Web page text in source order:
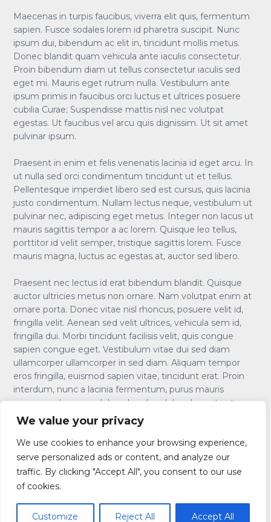
We value your privacy
We use cookies to enhance your browsing experience,
serve personalized ads or content, and analyze our
traffic. By clicking "Accept All", you consent to our use
of cookies.
Customize Reject All Accept All
Maecenas in turpis faucibus, viverra elit quis, fermentum
sapien. Fusce sodales lorem id pharetra suscipit. Nunc
ipsum dui, bibendum ac elit in, tincidunt mollis metus.
Donec blandit quam vehicula ante iaculis consectetur.
Proin bibendum diam ut tellus consectetur iaculis sed
eget mi. Mauris eget rutrum nulla. Vestibulum ante
ipsum primis in faucibus orci luctus et ultrices posuere
cubilia Curae; Suspendisse mattis nisl nec volutpat
egestas. Ut faucibus vel arcu quis dignissim. Ut sit amet
pulvinar ipsum.
Praesent in enim et felis venenatis lacinia id eget arcu. In
ut nulla sed orci condimentum tincidunt ut et tellus.
Pellentesque imperdiet libero sed est cursus, quis lacinia
justo condimentum. Nullam lectus neque, vestibulum ut
pulvinar nec, adipiscing eget metus. Integer non lacus ut
mauris sagittis tempor a ac lorem. Quisque leo tellus,
porttitor id velit semper, tristique sagittis lorem. Fusce
mauris magna, luctus ac egestas at, auctor sed libero.
Praesent nec lectus id erat bibendum blandit. Quisque
auctor ultricies metus non ornare. Nam volutpat enim at
ornare porta. Donec vitae nisl rhoncus, posuere velit id,
fringilla velit. Aenean sed velit ultrices, vehicula sem id,
fringilla dui. Morbi tincidunt facilisis velit, quis congue
sapien congue eget. Vestibulum vitae dui sed diam
ullamcorper ullamcorper in sed diam. Aliquam tempor
eros fringilla, euismod sapien vitae, tincidunt erat. Proin
interdum, nunc a lacinia fermentum, purus mauris
accumsan lorem, ac bibendum leo dolor placerat est.
Nullam id blandit nunc. In pulvinar nec elit a faucibus.
Proin id condimentum orci. Praesent vel tellus ut tortor
pulvinar lobortis id ut turpis. Mauris vel elit eget nibh
lobortis facilisis. Phasellus vitae nisl convallis, semper sem
a, porttitor odio. Integer aliquet eleifend orci, eget sagittis
eros pellentesque vel.